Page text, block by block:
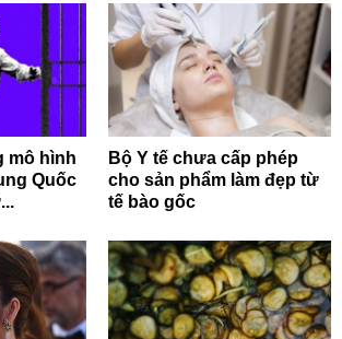
mô hình
Quốc
Bộ Y tế chưa cấp phép
cho sản phẩm làm đẹp từ
tế bào gốc